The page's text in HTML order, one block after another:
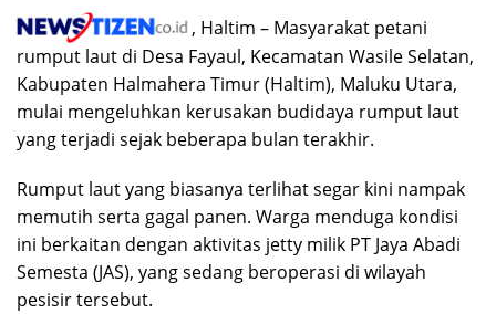
, Haltim – Masyarakat petani
rumput laut di Desa Fayaul, Kecamatan Wasile Selatan,
Kabupaten Halmahera Timur (Haltim), Maluku Utara,
mulai mengeluhkan kerusakan budidaya rumput laut
yang terjadi sejak beberapa bulan terakhir.
Rumput laut yang biasanya terlihat segar kini nampak
memutih serta gagal panen. Warga menduga kondisi
ini berkaitan dengan aktivitas jetty milik PT Jaya Abadi
Semesta (JAS), yang sedang beroperasi di wilayah
pesisir tersebut.